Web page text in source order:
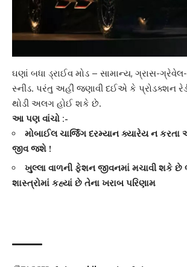
ઘણાં બધા ડ્રાઈવ મોડ – સામાન્ય, ગ્રાસ-
સ્નીડ. પરંતુ અહીં જણાવી દઈએ કે પ્રોડક્શન
થોડી અલગ હોઈ શકે છે.
આ પણ વાંચો :-
મોબાઈલ ચાર્જિંગ દરમ્યાન ક્યારેય ન
જીવ જશે !
ખુલ્લા વાળની ફેશન જીવનમાં મચાવી શકે છે
શાસ્ત્રોમાં કહ્યાં છે તેના ખરાબ પરિણામ